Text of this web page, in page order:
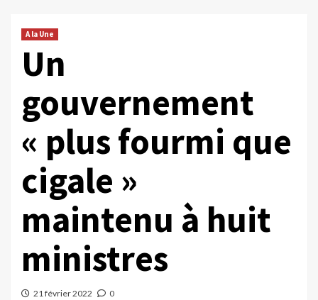
A la Une
Un
gouvernement
« plus fourmi que
cigale »
maintenu à huit
ministres
21 février 2022 0